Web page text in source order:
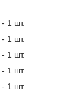
1 шт.
1 шт.
1 шт.
1 шт.
1 шт.